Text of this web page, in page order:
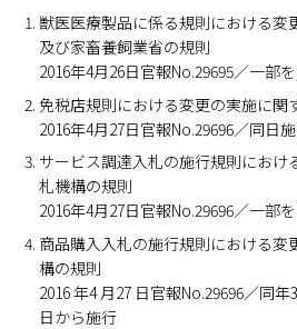
獣医医療製品に係る規則における変
及び家畜養飼業省の規則
2016年4月26日官報No.29695／一部
免税店規則における変更の実施に関
2016年4月27日官報No.29696／同日
サービス調達入札の施行規則におけ
札機構の規則
2016年4月27日官報No.29696／一部
商品購入入札の施行規則における変
構の規則
2016 年4 月27 日官報No.29696／同
日から施行